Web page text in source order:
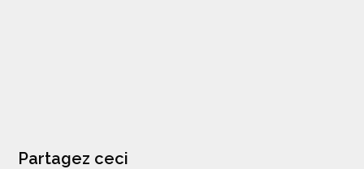
Partagez ceci